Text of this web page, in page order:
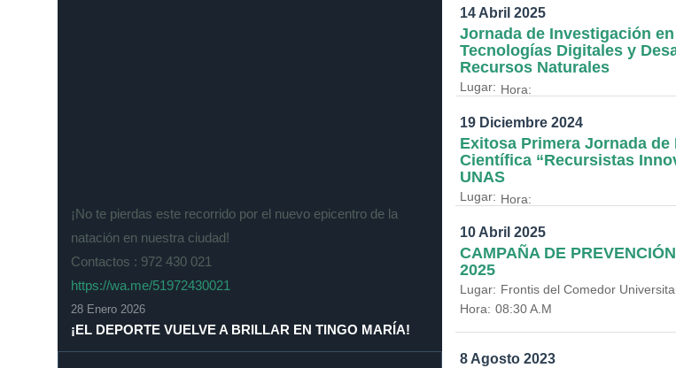
¡No te pierdas este recorrido por el nuevo epicentro de la
natación en nuestra ciudad!
Contactos : 972 430 021
https://wa.me/51972430021
28 Enero 2026
¡EL DEPORTE VUELVE A BRILLAR EN TINGO MARÍA!
14 Abril 2025
Jornada de Investigación
Tecnologías Digitales y
Recursos Naturales
Lugar: Hora:
19 Diciembre 2024
Exitosa Primera Jornada
Científica “Recursistas
UNAS
Lugar: Hora:
10 Abril 2025
CAMPAÑA DE
2025
Lugar: Frontis del Comedor
Hora: 08:30 A.M
8 Agosto 2023